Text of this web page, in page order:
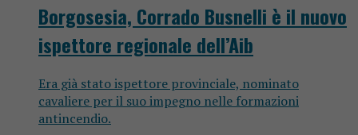
Borgosesia, Corrado Busnelli è il nuovo
ispettore regionale dell’Aib
Era già stato ispettore provinciale, nominato
cavaliere per il suo impegno nelle formazioni
antincendio.